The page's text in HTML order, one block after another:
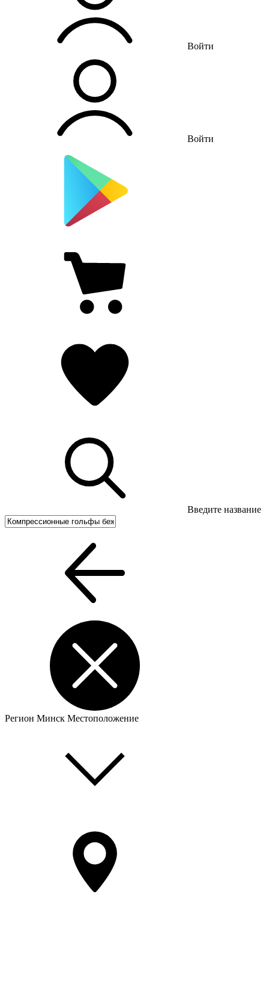
Войти
Войти
Введите название
Регион Минск Местоположение